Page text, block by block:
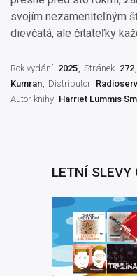
svojím nezameniteľným
dievčatá, ale čitateľky
Rok vydání 2025 Stránek 272
Kumran
Distributor
Autor knihy Harriet Lummis
LETNÍ SLEVY